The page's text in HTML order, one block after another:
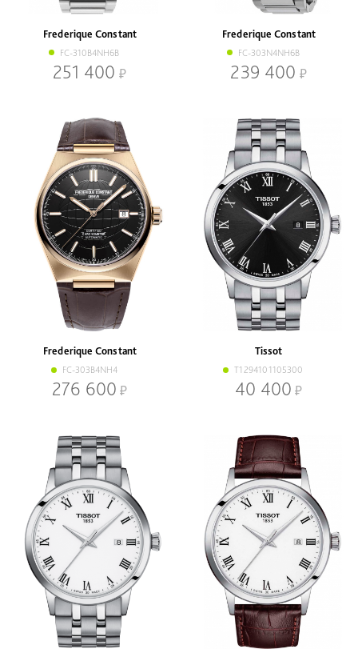
Наличие
В наличии
Со скидкой
Механизм
Кварцевый
Механический
Браслет
Диаметр, мм
Frederique Constant
FC-310B4NH6B
251 400
Frederique Constant
FC-303N4NH6B
239 400
Frederique Constant
FC-303B4NH4
276 600
Tissot
T1294101105300
40 400